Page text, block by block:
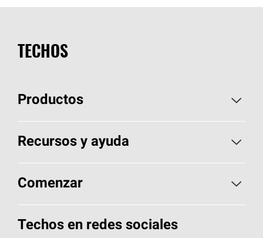
TECHOS
Productos
Elija sus tejas
Encuentre un contratista
Componentes para techos
Recursos y ayuda
Aspectos básicos sobre techos
Herramientas de diseño y color
Comenzar
Llame al 1-800-GET-PINK®
Techos en redes sociales